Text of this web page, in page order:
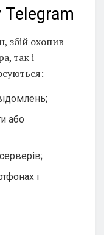
Telegram
збій охопив
так і
або
і